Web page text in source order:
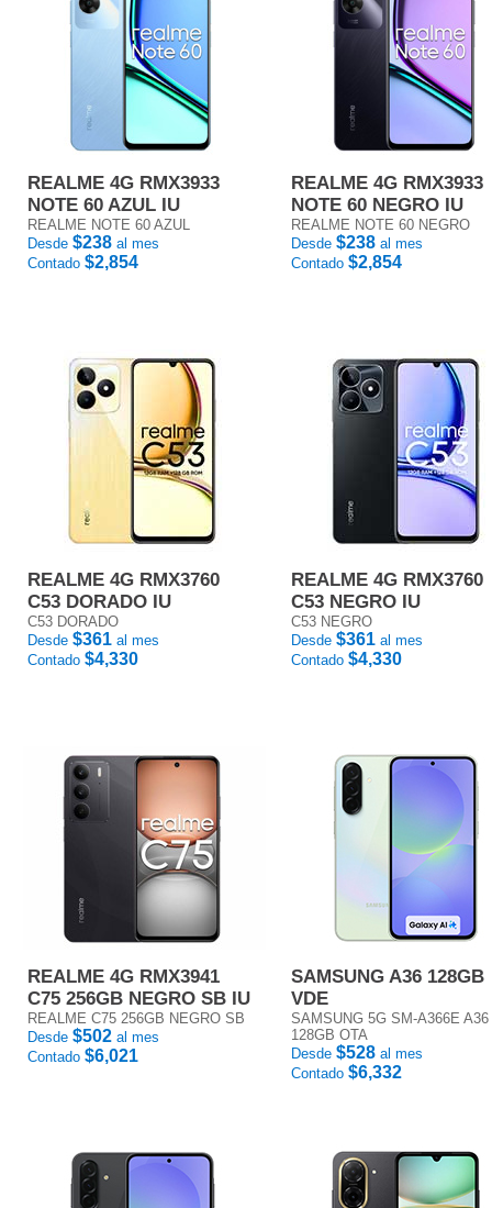
REALME 4G RMX3933
NOTE 60 AZUL IU
REALME NOTE 60 AZUL
Desde $238 al mes
Contado $2,854
REALME 4G RMX3933
NOTE 60 NEGRO IU
REALME NOTE 60 NEGRO
Desde $238 al mes
Contado $2,854
REALME 4G RMX3760
C53 DORADO IU
C53 DORADO
Desde $361 al mes
Contado $4,330
REALME 4G RMX3760
C53 NEGRO IU
C53 NEGRO
Desde $361 al mes
Contado $4,330
REALME 4G RMX3941
C75 256GB NEGRO SB IU
REALME C75 256GB NEGRO SB
Desde $502 al mes
Contado $6,021
SAMSUNG A36 128GB
VDE
SAMSUNG 5G SM-A366E A36
128GB OTA
Desde $528 al mes
Contado $6,332